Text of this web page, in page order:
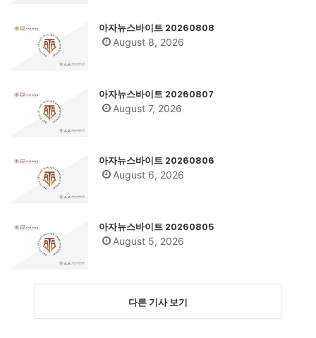
아자뉴스바이트 20260808
August 8, 2026
아자뉴스바이트 20260807
August 7, 2026
아자뉴스바이트 20260806
August 6, 2026
아자뉴스바이트 20260805
August 5, 2026
다른 기사 보기